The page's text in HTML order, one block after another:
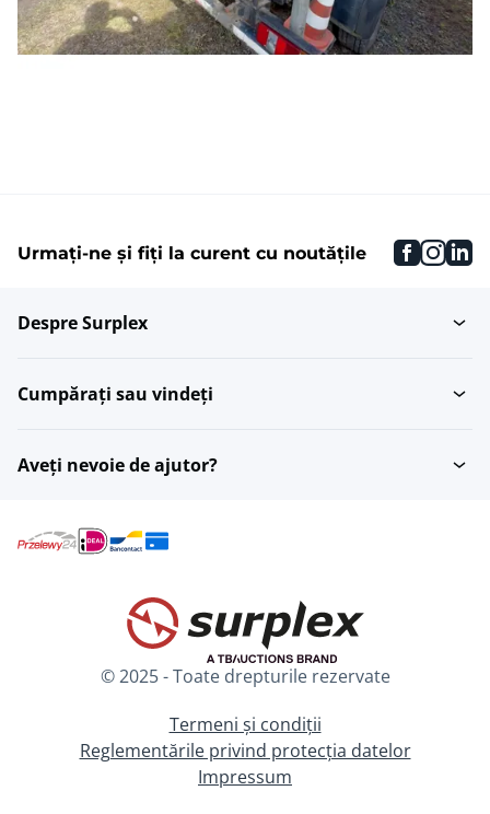
Urmați-ne și fiți la curent cu noutățile
Despre Surplex
Cumpărați sau vindeți
Aveți nevoie de ajutor?
© 2025 - Toate drepturile rezervate
Termeni și condiții
Reglementările privind protecția datelor
Impressum